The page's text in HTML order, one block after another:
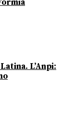
L’Anpi: